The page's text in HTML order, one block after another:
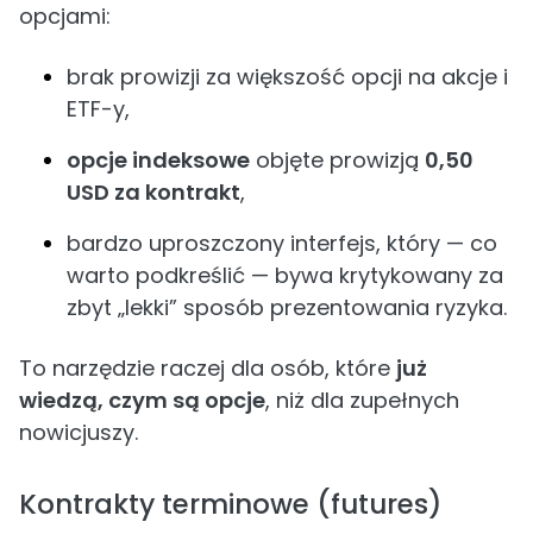
opcjami:
brak prowizji za większość opcji na akcje i
ETF-y,
opcje indeksowe objęte prowizją 0,50
USD za kontrakt,
bardzo uproszczony interfejs, który — co
warto podkreślić — bywa krytykowany za
zbyt „lekki” sposób prezentowania ryzyka.
To narzędzie raczej dla osób, które już
wiedzą, czym są opcje, niż dla zupełnych
nowicjuszy.
Kontrakty terminowe (futures)